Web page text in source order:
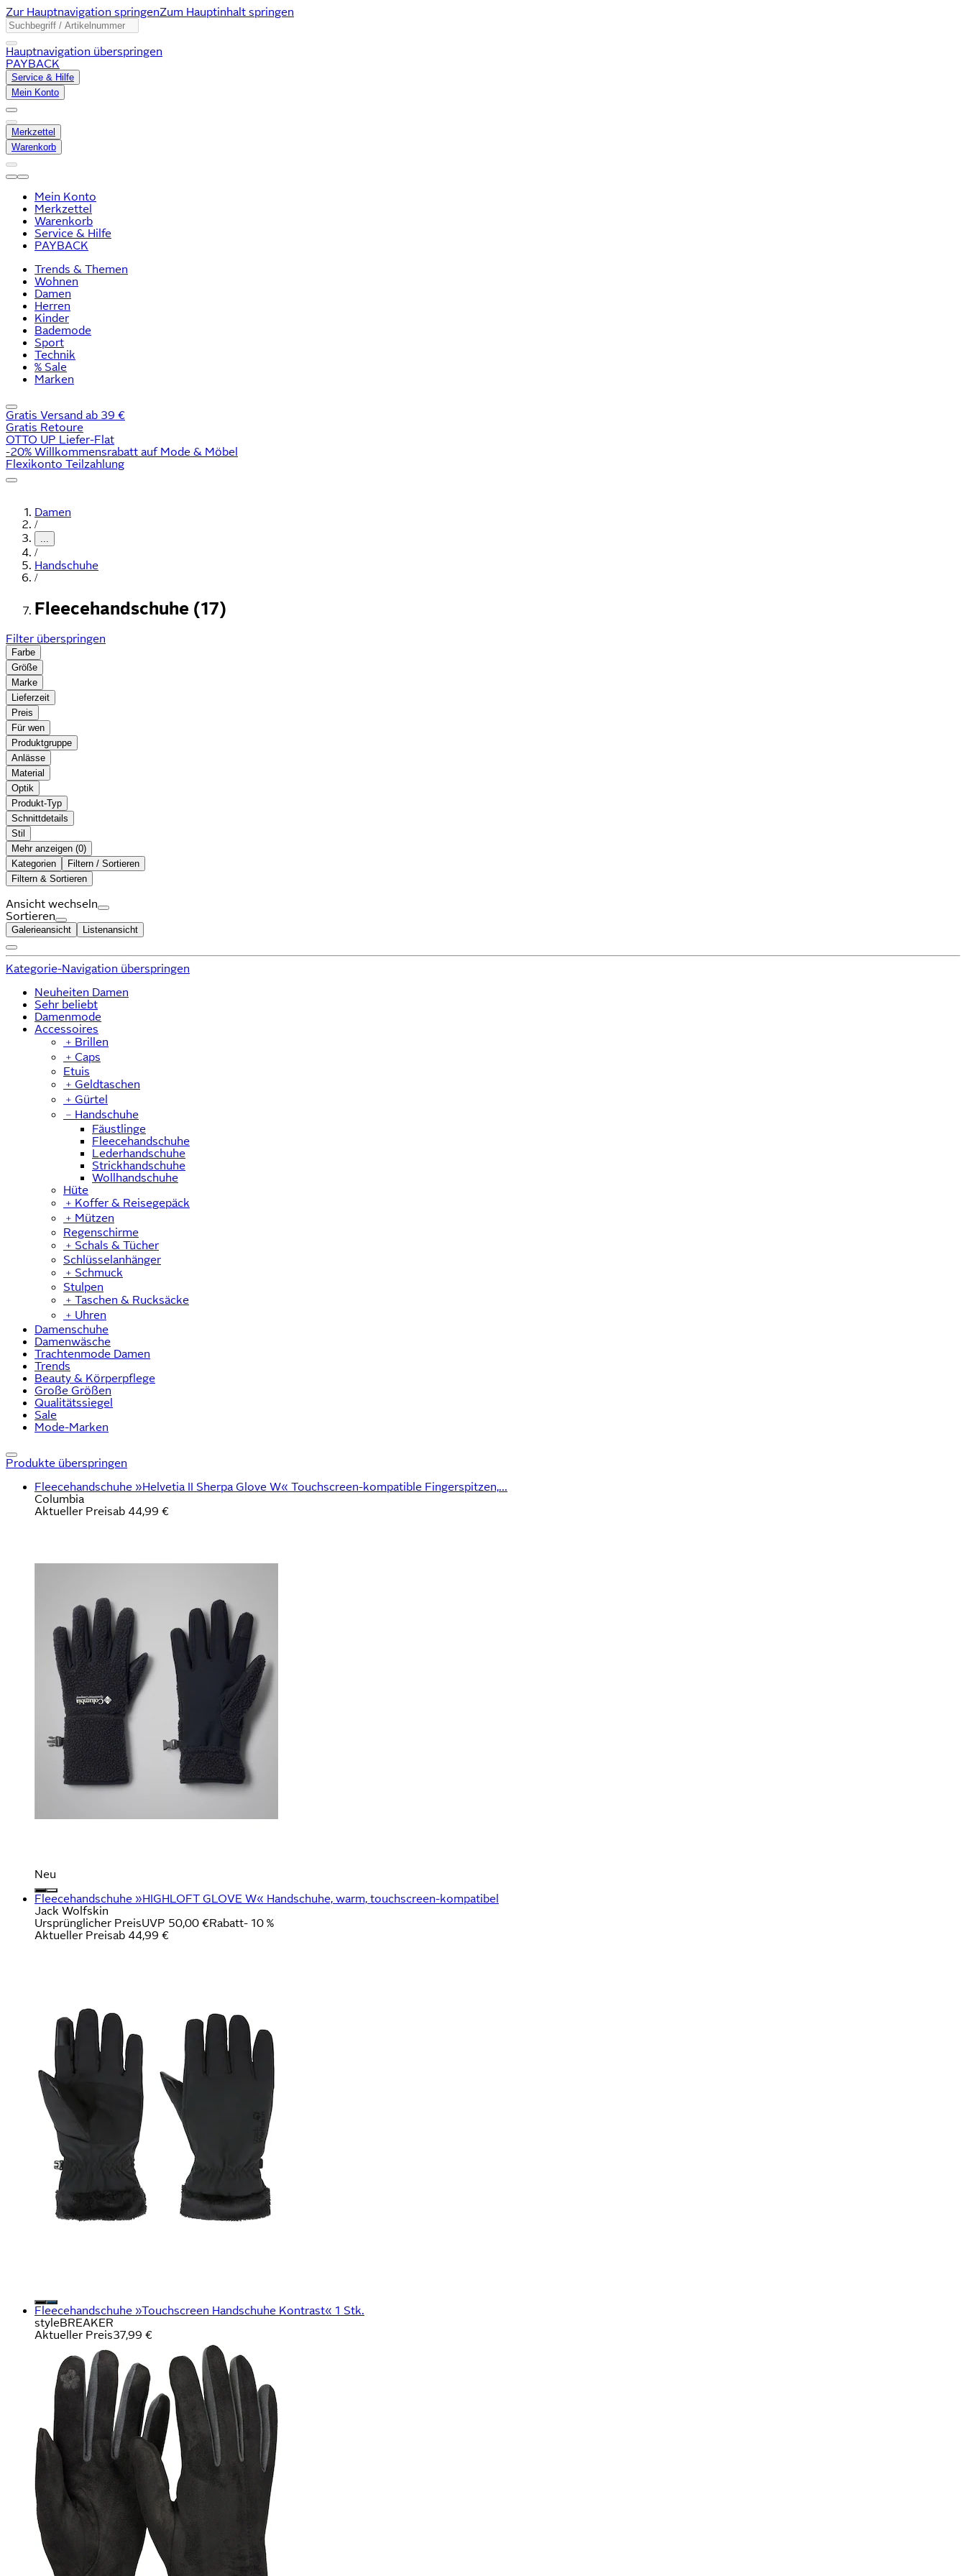
Zur Hauptnavigation springenZum Hauptinhalt springen
Hauptnavigation überspringen
PAYBACK
Service & Hilfe
Mein Konto
Merkzettel
Warenkorb
Mein Konto
Merkzettel
Warenkorb
Service & Hilfe
PAYBACK
Trends & Themen
Wohnen
Damen
Herren
Kinder
Bademode
Sport
Technik
% Sale
Marken
Gratis Versand ab 39 €
Gratis Retoure
OTTO UP Liefer-Flat
-20% Willkommensrabatt auf Mode & Möbel
Flexikonto Teilzahlung
Damen
/
...
/
Handschuhe
/
Fleecehandschuhe (17)
Filter überspringen
Farbe
Größe
Marke
Lieferzeit
Preis
Für wen
Produktgruppe
Anlässe
Material
Optik
Produkt-Typ
Schnittdetails
Stil
Mehr anzeigen ( )
Kategorien
Filtern / Sortieren
Filtern & Sortieren
Ansicht wechseln
Sortieren
Galerieansicht Listenansicht
Kategorie-Navigation überspringen
Neuheiten Damen
Sehr beliebt
Damenmode
Accessoires
﹢ Brillen
﹢ Caps
Etuis
﹢ Geldtaschen
﹢ Gürtel
﹣ Handschuhe
Fäustlinge
Fleecehandschuhe
Lederhandschuhe
Strickhandschuhe
Wollhandschuhe
Hüte
﹢ Koffer & Reisegepäck
﹢ Mützen
Regenschirme
﹢ Schals & Tücher
Schlüsselanhänger
﹢ Schmuck
Stulpen
﹢ Taschen & Rucksäcke
﹢ Uhren
Damenschuhe
Damenwäsche
Trachtenmode Damen
Trends
Beauty & Körperpflege
Große Größen
Qualitätssiegel
Sale
Mode-Marken
Produkte überspringen
Fleecehandschuhe »Helvetia II Sherpa Glove W« Touchscreen-kompatible Fingerspitzen,...
Columbia
Aktueller Preisab 44,99 €
Neu
Fleecehandschuhe »HIGHLOFT GLOVE W« Handschuhe, warm, touchscreen-kompatibel
Jack Wolfskin
Ursprünglicher PreisUVP 50,00 €Rabatt- 10 %
Aktueller Preisab 44,99 €
Fleecehandschuhe »Touchscreen Handschuhe Kontrast« 1 Stk.
styleBREAKER
Aktueller Preis37,99 €